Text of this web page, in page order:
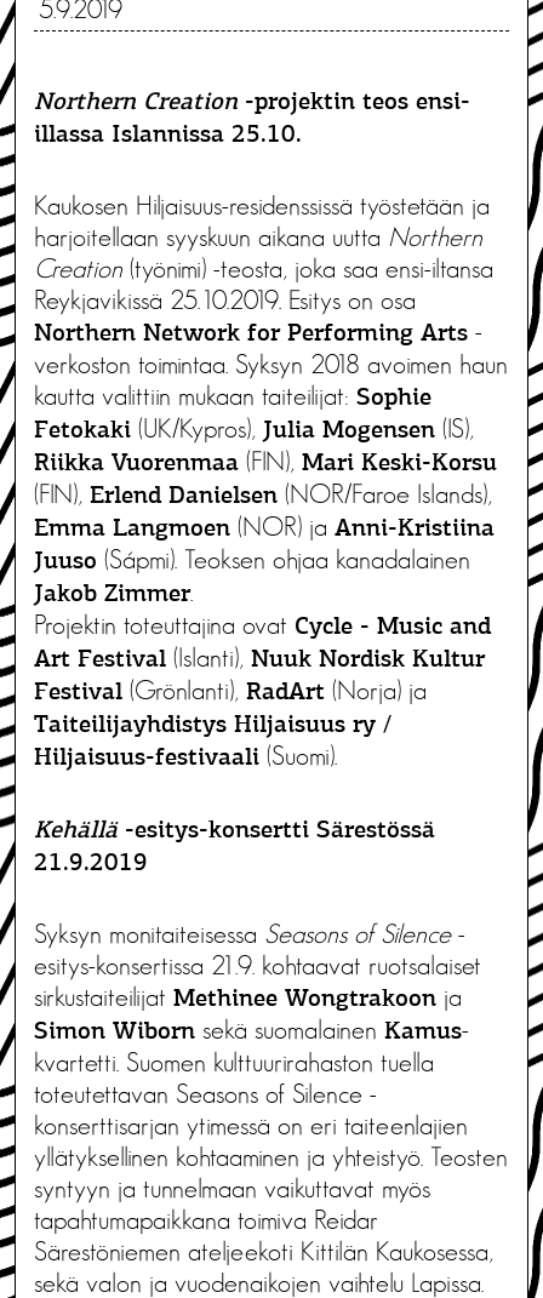
5.9.2019
Northern Creation -projektin teos ensi-
illassa Islannissa 25.10.
Kaukosen Hiljaisuus-residenssissä työstetään ja
harjoitellaan syyskuun aikana uutta Northern
Creation (työnimi) -teosta, joka saa ensi-iltansa
Reykjavikissä 25.10.2019. Esitys on​ ​osa
Northern Network for Performing Arts -
verkoston toimintaa. Syksyn 2018 avoimen haun
kautta valittiin mukaan taiteilijat: Sophie
Fetokaki (UK/Kypros), Julia Mogensen (IS),
Riikka Vuorenmaa (FIN), Mari Keski-Korsu
(FIN), Erlend Danielsen (NOR/Faroe Islands),
Emma Langmoen (NOR) ja Anni-Kristiina
Juuso (Sápmi). ​​Teoksen ohjaa kanadalainen
Jakob Zimmer.
Projektin​ ​toteuttajina ovat ​ Cycle​ ​-​ ​Music​ ​and​ ​
Art​ ​Festival (Islanti),​ ​ Nuuk​ ​Nordisk​ ​Kultur​ ​
Festival​ ​(Grönlanti),​ ​ RadArt ​ ​(Norja)​ ​ja​ ​
Taiteilijayhdistys Hiljaisuus​ ​ry /​ ​
Hiljaisuus-festivaali ​ ​(Suomi).
Kehällä-esitys-konsertti Särestössä
21.9.2019
Syksyn monitaiteisessa Seasons of Silence-
esitys-konsertissa 21.9. kohtaavat ruotsalaiset
sirkustaiteilijat Methinee Wongtrakoon ja
Simon Wiborn sekä suomalainen Kamus-
kvartetti. Suomen kulttuurirahaston tuella
toteutettavan Seasons of Silence -
konserttisarjan ytimessä on eri taiteenlajien
yllätyksellinen kohtaaminen ja yhteistyö. Teosten
syntyyn ja tunnelmaan vaikuttavat myös
tapahtumapaikkana toimiva Reidar
Särestöniemen ateljeekoti Kittilän Kaukosessa,
sekä valon ja vuodenaikojen vaihtelu Lapissa.